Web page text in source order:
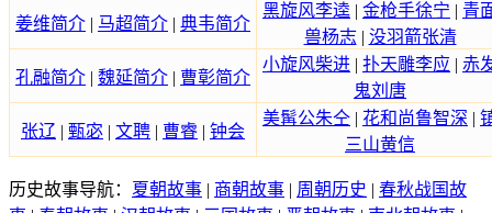
姜维简介 | 马超简介 | 典韦简介
黑旋风李逵 | 金枪手徐宁 | 青
兽杨志| 没羽箭张清
孔融简介 | 魏延简介 | 曹彰简介
小旋风柴进 | 扑天雕李应 | 赤
鬼刘唐
张辽 | 甄宓 | 文聘 | 曹睿 | 钟会
美髯公朱仝 | 花和尚鲁智深 |
三山黄信
历史故事导航： 夏朝故事 | 商朝故事 | 周朝历史 | 春秋战国故